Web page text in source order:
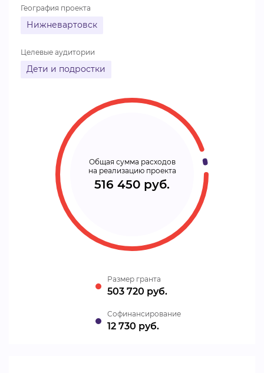
География проекта
Нижневартовск
Целевые аудитории
Дети и подростки
Общая сумма расходов
на реализацию проекта
516 450 руб.
Размер гранта
503 720 руб.
Cофинансирование
12 730 руб.